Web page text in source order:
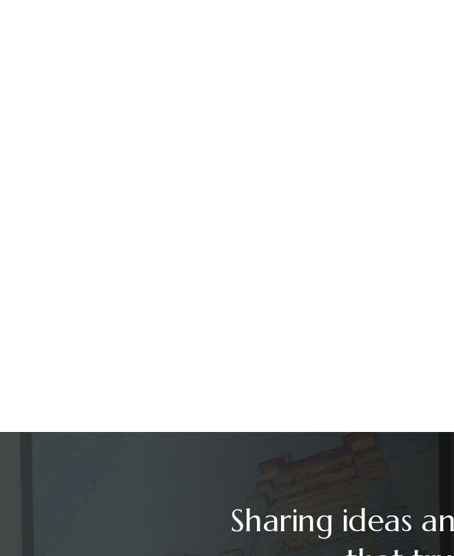
Sharing ideas